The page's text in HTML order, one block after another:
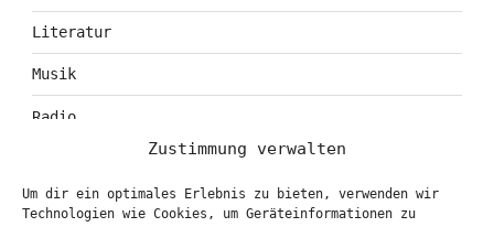
Zustimmung verwalten
Um dir ein optimales Erlebnis zu bieten, verwenden wir
Technologien wie Cookies, um Geräteinformationen zu
Literatur
Musik
Radio
Theater